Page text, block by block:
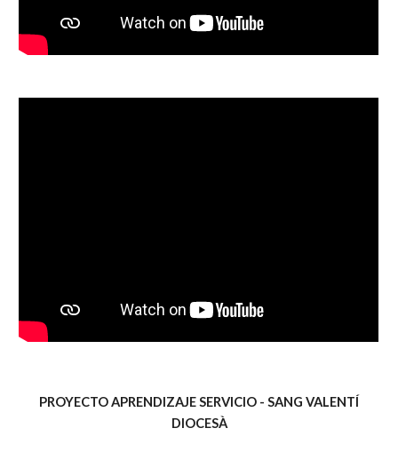
PROYECTO APRENDIZAJE SERVICIO - SANG VALENTÍ
DIOCESÀ